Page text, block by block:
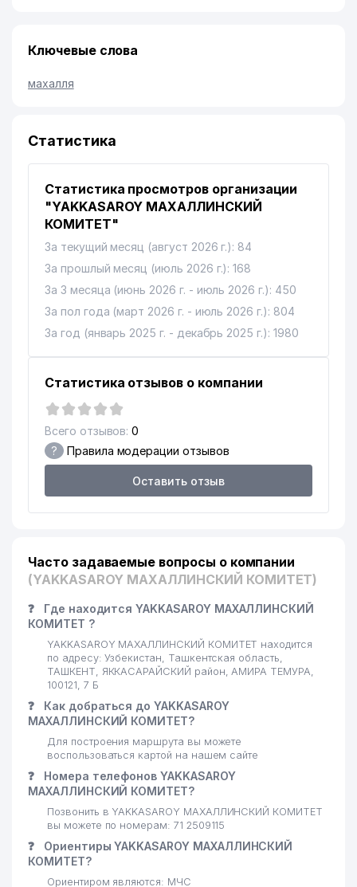
Ключевые слова
махалля
Статистика
Статистика просмотров организации
"YAKKASAROY МАХАЛЛИНСКИЙ
КОМИТЕТ"
За текущий месяц (август 2026 г.): 84
За прошлый месяц (июль 2026 г.): 168
За 3 месяца (июнь 2026 г. - июль 2026 г.): 450
За пол года (март 2026 г. - июль 2026 г.): 804
За год (январь 2025 г. - декабрь 2025 г.): 1980
Статистика отзывов о компании
Всего отзывов: 0
? Правила модерации отзывов
Оставить отзыв
Часто задаваемые вопросы о компании
(YAKKASAROY МАХАЛЛИНСКИЙ КОМИТЕТ)
❓
Где находится YAKKASAROY МАХАЛЛИНСКИЙ
КОМИТЕТ ?
YAKKASAROY МАХАЛЛИНСКИЙ КОМИТЕТ находится
по адресу: Узбекистан, Ташкентская область,
ТАШКЕНТ, ЯККАСАРАЙСКИЙ район, АМИРА ТЕМУРА,
100121, 7 Б
❓
Как добраться до YAKKASAROY
МАХАЛЛИНСКИЙ КОМИТЕТ?
Для построения маршрута вы можете
воспользоваться картой на нашем сайте
❓
Номера телефонов YAKKASAROY
МАХАЛЛИНСКИЙ КОМИТЕТ?
Позвонить в YAKKASAROY МАХАЛЛИНСКИЙ КОМИТЕТ
вы можете по номерам: 71 2509115
❓
Ориентиры YAKKASAROY МАХАЛЛИНСКИЙ
КОМИТЕТ?
Ориентиром являются: МЧС